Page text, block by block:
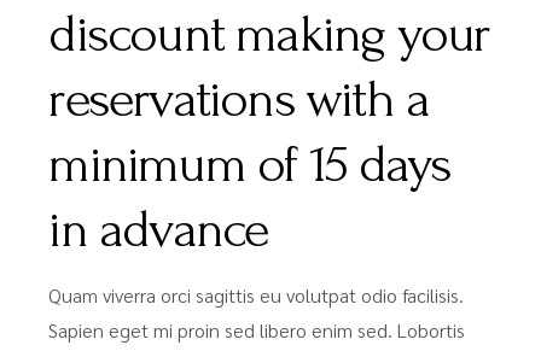
discount making your
reservations with a
minimum of 15 days
in advance
Quam viverra orci sagittis eu volutpat odio facilisis.
Sapien eget mi proin sed libero enim sed. Lobortis